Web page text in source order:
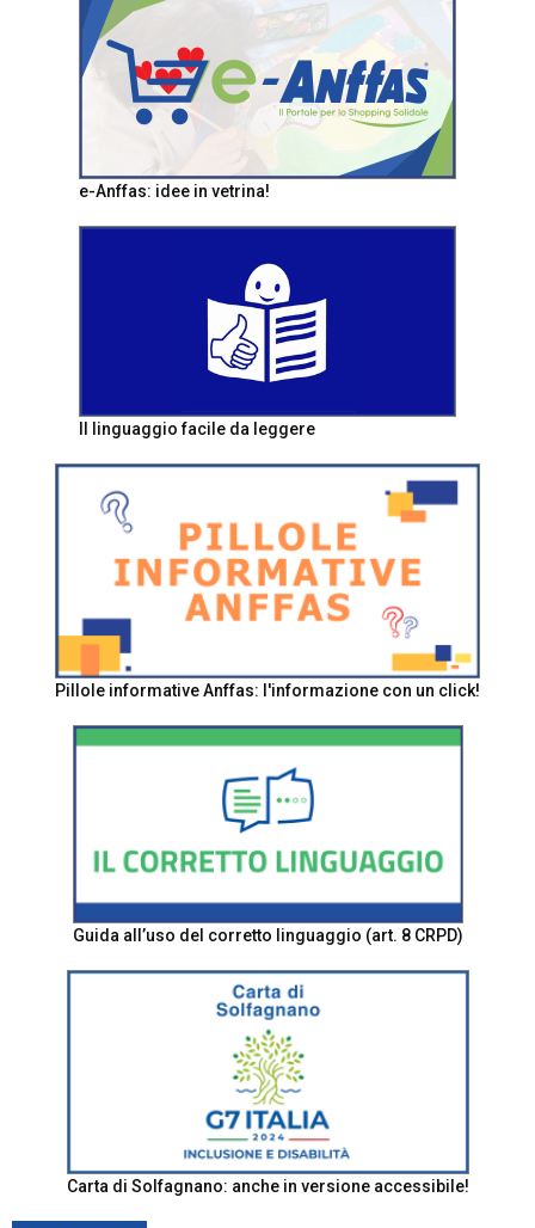
e-Anffas: idee in vetrina!
Il linguaggio facile da leggere
Pillole informative Anffas: l'informazione con un click!
Guida all’uso del corretto linguaggio (art. 8 CRPD)
Carta di Solfagnano: anche in versione accessibile!